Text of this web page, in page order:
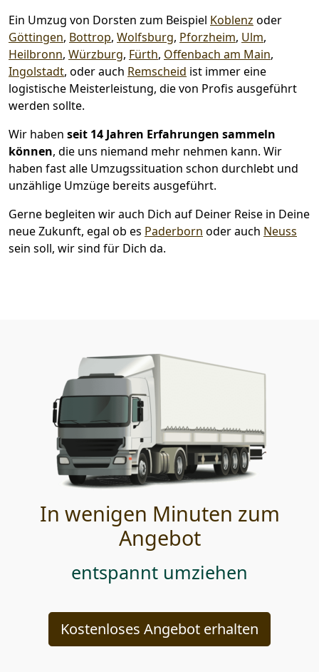
Ein Umzug von Dorsten zum Beispiel Koblenz oder
Göttingen, Bottrop, Wolfsburg, Pforzheim, Ulm,
Heilbronn, Würzburg, Fürth, Offenbach am Main,
Ingolstadt, oder auch Remscheid ist immer eine
logistische Meisterleistung, die von Profis ausgeführt
werden sollte.
Wir haben seit 14 Jahren Erfahrungen sammeln
können, die uns niemand mehr nehmen kann. Wir
haben fast alle Umzugssituation schon durchlebt und
unzählige Umzüge bereits ausgeführt.
Gerne begleiten wir auch Dich auf Deiner Reise in Deine
neue Zukunft, egal ob es Paderborn oder auch Neuss
sein soll, wir sind für Dich da.
In wenigen Minuten zum
Angebot
entspannt umziehen
Kostenloses Angebot erhalten